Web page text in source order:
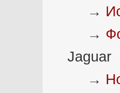
→
→
Jaguar
→